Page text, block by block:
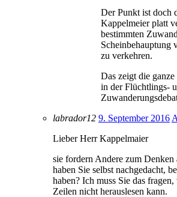
Der Punkt ist doch
Kappelmeier platt
bestimmten
Scheinbehauptung
zu verkehren.
Das zeigt die
in der Flüchtlings-
labrador12 9. September 2016
Lieber Herr Kappelmaier
sie fordern Andere zum Denken
haben Sie selbst nachgedacht,
haben? Ich muss Sie das
Zeilen nicht herauslesen kann.